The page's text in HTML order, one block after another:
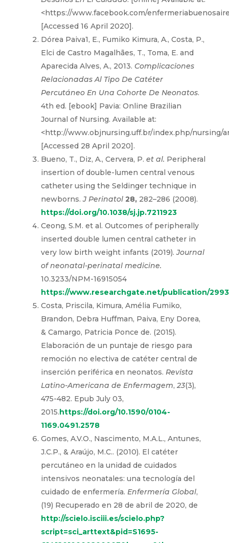
<https://www.facebook.com/
[Accessed 16 April 2020].
Dórea Paiva1, E., Fumiko Kimura, A., Costa, P.,
Elci de Castro Magalhães, T., Toma, E. and
Aparecida Alves, A., 2013. Complicaciones
Relacionadas Al Tipo De Catéter
Percutáneo En Una Cohorte De Neonatos.
4th ed. [ebook] Pavia: Online Brazilian
Journal of Nursing. Available at:
<http://www.objnursing.uff.br/index.php/nursing/
[Accessed 28 April 2020].
Bueno, T., Diz, A., Cervera, P. et al. Peripheral
insertion of double-lumen central venous
catheter using the Seldinger technique in
newborns.J Perinatol 28, 282–286 (2008).
https://doi.org/10.1038/sj.jp.7211923
Ceong, S.M. et al. Outcomes of peripherally
inserted double lumen central catheter in
very low birth weight infants (2019).Journal
of neonatal-perinatal medicine.
10.3233/NPM-16915054
https://www.researchgate.net/publication/
Costa, Priscila, Kimura, Amélia Fumiko,
Brandon, Debra Huffman, Paiva, Eny Dorea,
& Camargo, Patricia Ponce de. (2015).
Elaboración de un puntaje de riesgo para
remoción no electiva de catéter central de
inserción periférica en neonatos. Revista
Latino-Americana de Enfermagem, 23(3),
475-482. Epub July 03,
2015.https://doi.org/10.1590/0104-
1169.0491.2578
Gomes, A.V.O., Nascimento, M.A.L., Antunes,
J.C.P., & Araújo, M.C.. (2010). El catéter
percutáneo en la unidad de cuidados
intensivos neonatales: una tecnología del
cuidado de enfermería. Enfermería Global,
(19) Recuperado en 28 de abril de 2020, de
http://scielo.isciii.es/scielo.php?
script=sci_arttext&pid=S1695-